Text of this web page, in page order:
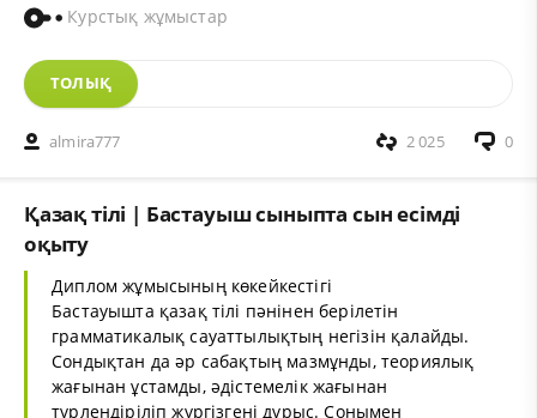
Курстық жұмыстар
ТОЛЫҚ
almira777 0
2 025
Қазақ тілі | Бастауыш сыныпта сын есімді
оқыту
Диплом жұмысының көкейкестігі
Бастауышта қазақ тілі пәнінен берілетін
грамматикалық сауаттылықтың негізін қалайды.
Сондықтан да әр сабақтың мазмұнды, теориялық
жағынан ұстамды, әдістемелік жағынан
түрлендіріліп жүргізгені дұрыс. Сонымен